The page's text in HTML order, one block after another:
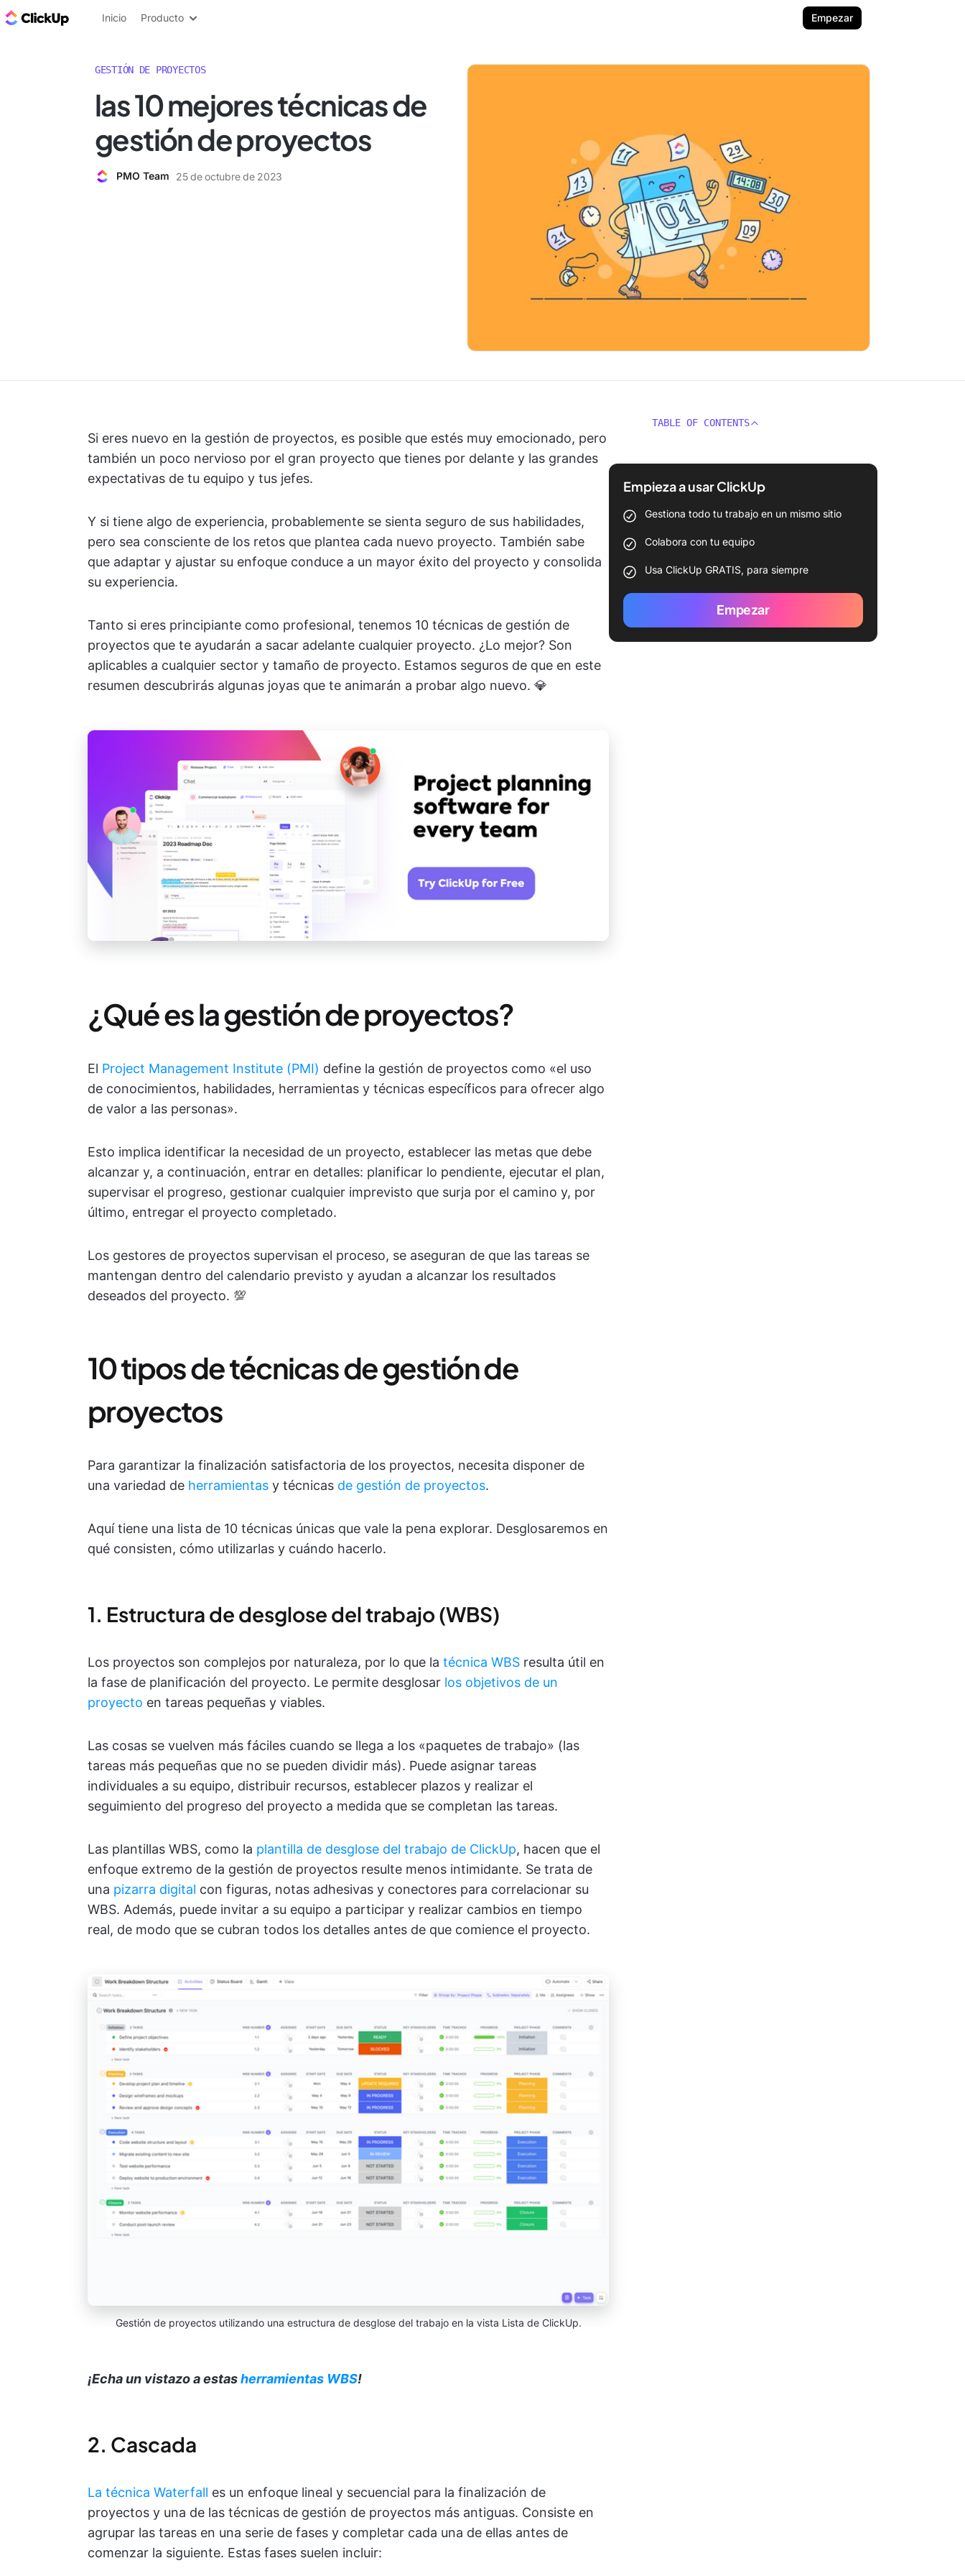
ClickUp Blog
Inicio Producto Empezar
GESTIÓN DE PROYECTOS
las 10 mejores técnicas de
gestión de proyectos
PMO Team 25 de octubre de 2023
Si eres nuevo en la gestión de proyectos, es posible que estés muy emocionado, pero
también un poco nervioso por el gran proyecto que tienes por delante y las grandes
expectativas de tu equipo y tus jefes.
Y si tiene algo de experiencia, probablemente se sienta seguro de sus habilidades,
pero sea consciente de los retos que plantea cada nuevo proyecto. También sabe
que adaptar y ajustar su enfoque conduce a un mayor éxito del proyecto y consolida
su experiencia.
Tanto si eres principiante como profesional, tenemos 10 técnicas de gestión de
proyectos que te ayudarán a sacar adelante cualquier proyecto. ¿Lo mejor? Son
aplicables a cualquier sector y tamaño de proyecto. Estamos seguros de que en este
resumen descubrirás algunas joyas que te animarán a probar algo nuevo. 💎
¿Qué es la gestión de proyectos?
El Project Management Institute (PMI) define la gestión de proyectos como «el uso
de conocimientos, habilidades, herramientas y técnicas específicos para ofrecer algo
de valor a las personas».
Esto implica identificar la necesidad de un proyecto, establecer las metas que debe
alcanzar y, a continuación, entrar en detalles: planificar lo pendiente, ejecutar el plan,
supervisar el progreso, gestionar cualquier imprevisto que surja por el camino y, por
último, entregar el proyecto completado.
Los gestores de proyectos supervisan el proceso, se aseguran de que las tareas se
mantengan dentro del calendario previsto y ayudan a alcanzar los resultados
deseados del proyecto. 💯
10 tipos de técnicas de gestión de
proyectos
Para garantizar la finalización satisfactoria de los proyectos, necesita disponer de
una variedad de herramientas y técnicas de gestión de proyectos.
Aquí tiene una lista de 10 técnicas únicas que vale la pena explorar. Desglosaremos en
qué consisten, cómo utilizarlas y cuándo hacerlo.
1. Estructura de desglose del trabajo (WBS)
Los proyectos son complejos por naturaleza, por lo que la técnica WBS resulta útil en
la fase de planificación del proyecto. Le permite desglosar los objetivos de un
proyecto en tareas pequeñas y viables.
Las cosas se vuelven más fáciles cuando se llega a los «paquetes de trabajo» (las
tareas más pequeñas que no se pueden dividir más). Puede asignar tareas
individuales a su equipo, distribuir recursos, establecer plazos y realizar el
seguimiento del progreso del proyecto a medida que se completan las tareas.
Las plantillas WBS, como la plantilla de desglose del trabajo de ClickUp, hacen que el
enfoque extremo de la gestión de proyectos resulte menos intimidante. Se trata de
una pizarra digital con figuras, notas adhesivas y conectores para correlacionar su
WBS. Además, puede invitar a su equipo a participar y realizar cambios en tiempo
real, de modo que se cubran todos los detalles antes de que comience el proyecto.
Gestión de proyectos utilizando una estructura de desglose del trabajo en la vista Lista de ClickUp.
¡Echa un vistazo a estasherramientas WBS!
2. Cascada
La técnica Waterfall es un enfoque lineal y secuencial para la finalización de
proyectos y una de las técnicas de gestión de proyectos más antiguas. Consiste en
agrupar las tareas en una serie de fases y completar cada una de ellas antes de
comenzar la siguiente. Estas fases suelen incluir:
TABLE OF CONTENTS
Empieza a usar ClickUp
Gestiona todo tu trabajo en un mismo sitio
Colabora con tu equipo
Usa ClickUp GRATIS, para siempre
Empezar